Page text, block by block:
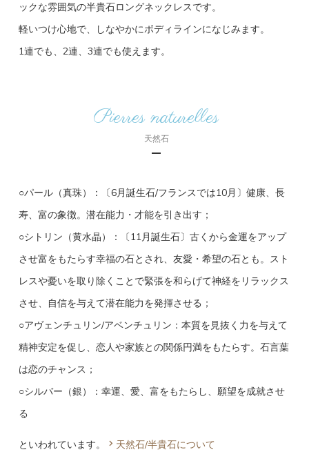
ックな雰囲気の半貴石ロングネックレスです。
軽いつけ心地で、しなやかにボディラインになじみます。
1連でも、2連、3連でも使えます。
Pierres naturelles
天然石
○パール（真珠）：〔6月誕生石/フランスでは10月〕健康、長
寿、富の象徴。潜在能力・才能を引き出す；
○シトリン（黄水晶）：〔11月誕生石〕古くから金運をアップ
させ富をもたらす幸福の石とされ、友愛・希望の石とも。スト
レスや憂いを取り除くことで緊張を和らげて神経をリラックス
させ、自信を与えて潜在能力を発揮させる；
○アヴェンチュリン/アベンチュリン：本質を見抜く力を与えて
精神安定を促し、恋人や家族との関係円満をもたらす。石言葉
は恋のチャンス；
○シルバー（銀）：幸運、愛、富をもたらし、願望を成就させ
る
といわれています。 天然石/半貴石について